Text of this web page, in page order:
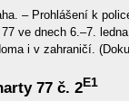
– Prohlášení k
ve dnech 6.–7.
i v zahraničí.
77 č. 2E1